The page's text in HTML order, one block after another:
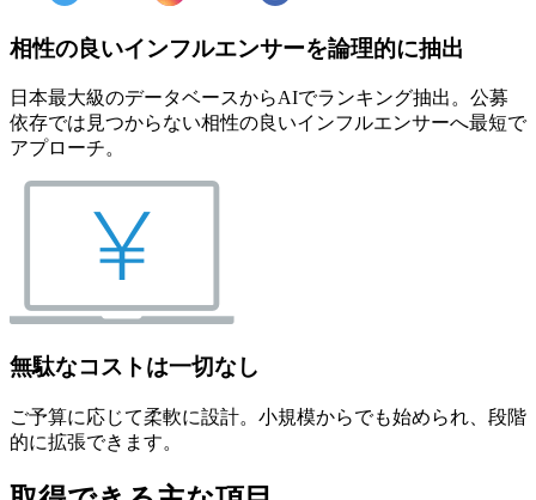
相性の良いインフルエンサーを論理的に抽出
日本最大級のデータベースからAIでランキング抽出。公募
依存では見つからない相性の良いインフルエンサーへ最短で
アプローチ。
無駄なコストは一切なし
ご予算に応じて柔軟に設計。小規模からでも始められ、段階
的に拡張できます。